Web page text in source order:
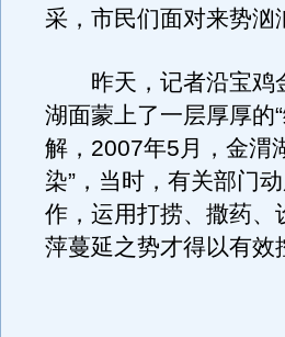
采，市民们面对来势
昨天，记者沿宝鸡
湖面蒙上了一层厚厚的
解，2007年5月，金渭
染”，当时，有关部门
作，运用打捞、撒药
萍蔓延之势才得以有效